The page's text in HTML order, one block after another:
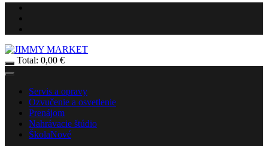
Total: 0,00 €
Servis a opravy
Ozvučenie a osvetlenie
Prenájom
Nahrávacie štúdio
ŠkolaNové